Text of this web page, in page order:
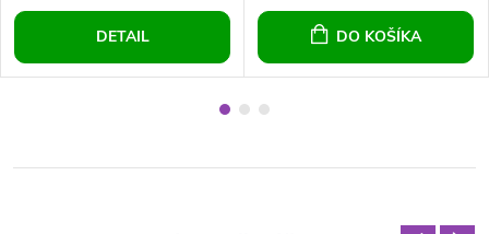
DETAIL DO KOŠÍKA